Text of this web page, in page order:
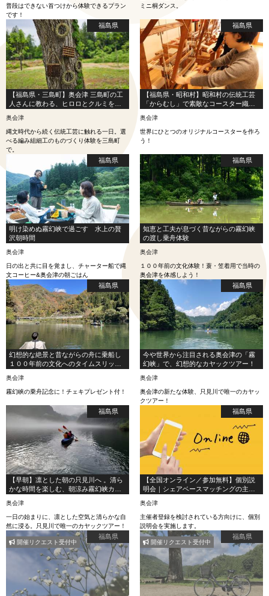
普段はできない首つけから体験できるプラン
です！
ミニ桐ダンス。
福島県
【福島県・三島町】奥会津 三島町の工
人さんに教わる、ヒロロとクルミを使
奥会津
縄文時代から続く伝統工芸に触れる一日。選
べる編み組細工のものづくり体験を三島町
で。
福島県
【福島県・昭和村】昭和村の伝統工芸
「からむし」で素敵なコースター織り
奥会津
世界にひとつのオリジナルコースターを作ろ
う！
福島県
明け染めぬ霧幻峡で過ごす 水上の贅
沢朝時間
奥会津
日の出と共に目を覚まし、チャーター船で縄
文コーヒー&奥会津の朝ごはん
福島県
知恵と工夫が息づく昔ながらの霧幻峡
の渡し乗舟体験
奥会津
１００年前の文化体験！蓑・笠着用で当時の
奥会津を体感しよう！
福島県
幻想的な絶景と昔ながらの舟に乗船し
１００年前の文化へのタイムスリップ
奥会津
霧幻峡の乗舟記念に！チェキプレゼント付！
福島県
今や世界から注目される奥会津の「霧
幻峡」で、幻想的なカヤックツアー！
奥会津
奥会津の新たな体験、只見川で唯一のカヤッ
クツアー！
福島県
【早朝】凛とした朝の只見川へ 。清ら
かな時間を楽しむ、朝涼み霧幻峡カヤ
奥会津
一日の始まりに、凛とした空気と清らかな自
然に浸る。只見川で唯一のカヤックツアー！
福島県
【全国オンライン／参加無料】個別説
明会｜シェアベースマッチングの主催
奥会津
主催者登録を検討されている方向けに、個別
説明会を実施します。
福島県
開催リクエスト受付中
福島県
開催リクエスト受付中